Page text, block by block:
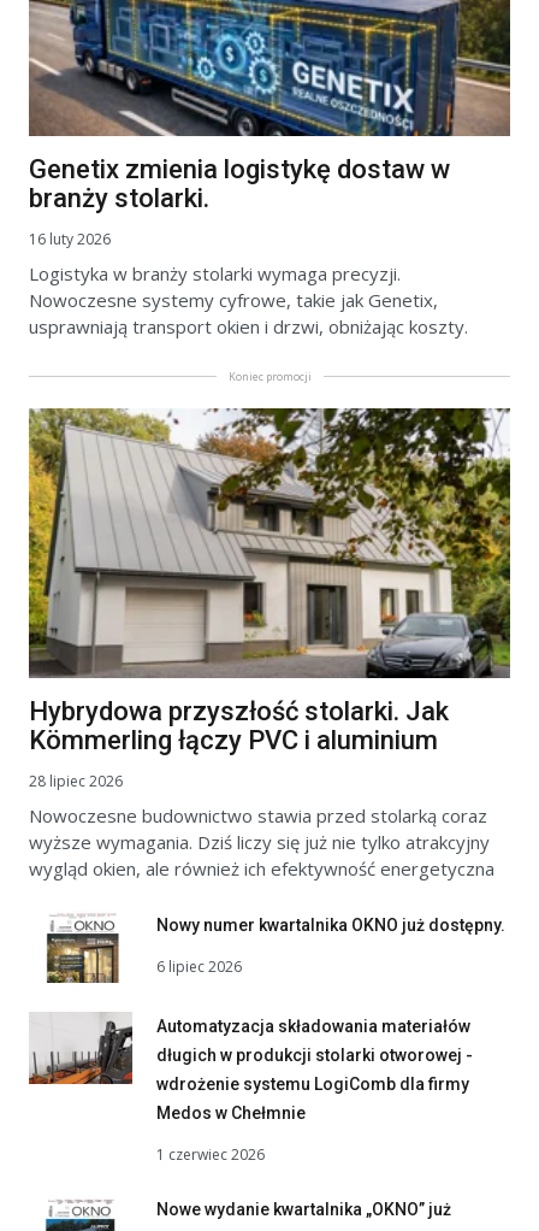
Genetix zmienia logistykę dostaw w
branży stolarki.
16 luty 2026
Logistyka w branży stolarki wymaga precyzji.
Nowoczesne systemy cyfrowe, takie jak Genetix,
usprawniają transport okien i drzwi, obniżając koszty.
Koniec promocji
Hybrydowa przyszłość stolarki. Jak
Kömmerling łączy PVC i aluminium
28 lipiec 2026
Nowoczesne budownictwo stawia przed stolarką coraz
wyższe wymagania. Dziś liczy się już nie tylko atrakcyjny
wygląd okien, ale również ich efektywność energetyczna
Nowy numer kwartalnika OKNO już dostępny.
6 lipiec 2026
Automatyzacja składowania materiałów
długich w produkcji stolarki otworowej -
wdrożenie systemu LogiComb dla firmy
Medos w Chełmnie
1 czerwiec 2026
Nowe wydanie kwartalnika „OKNO” już